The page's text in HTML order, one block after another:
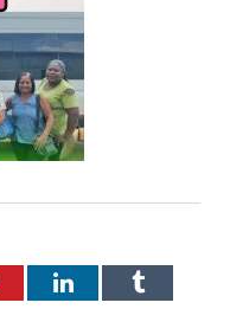
LinkedInTumblr